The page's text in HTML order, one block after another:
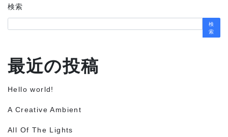
検索
検
索
最近の投稿
Hello world!
A Creative Ambient
All Of The Lights